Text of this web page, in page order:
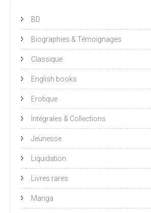
BD
Biographies & Témoignages
Classique
English books
Erotique
Intégrales & Collections
Jeunesse
Liquidation
Livres rares
Manga